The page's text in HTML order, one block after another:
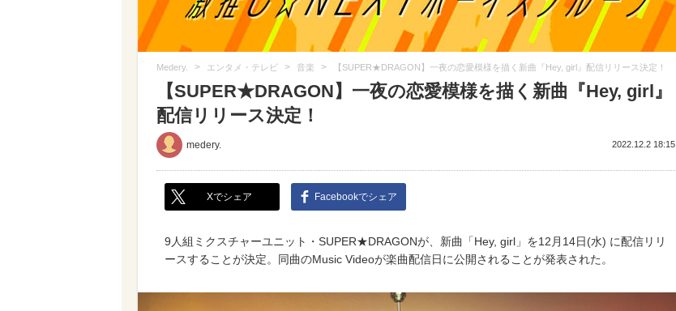
Medery. > エンタメ・テレビ > 音楽 > 【SUPER★DRAGON】一夜の恋愛模様を描く新曲『Hey, girl』配信リリース決定！
【SUPER★DRAGON】一夜の恋愛模様を描く新曲『Hey, girl』
配信リリース決定！
medery. 2022.12.2 18:15
Xでシェア Facebookでシェア
9人組ミクスチャーユニット・SUPER★DRAGONが、新曲「Hey, girl」を12月14日(水) に配信リリ
ースすることが決定。同曲のMusic Videoが楽曲配信日に公開されることが発表された。